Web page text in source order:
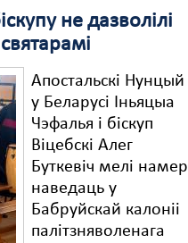
не дазволілі
Апостальскі Нунцый
у Беларусі Іньяцыа
Чэфалья і біскуп
Віцебскі Алег
Буткевіч мелі намер
наведаць у
Бабруйскай калоніі
палітзняволенага